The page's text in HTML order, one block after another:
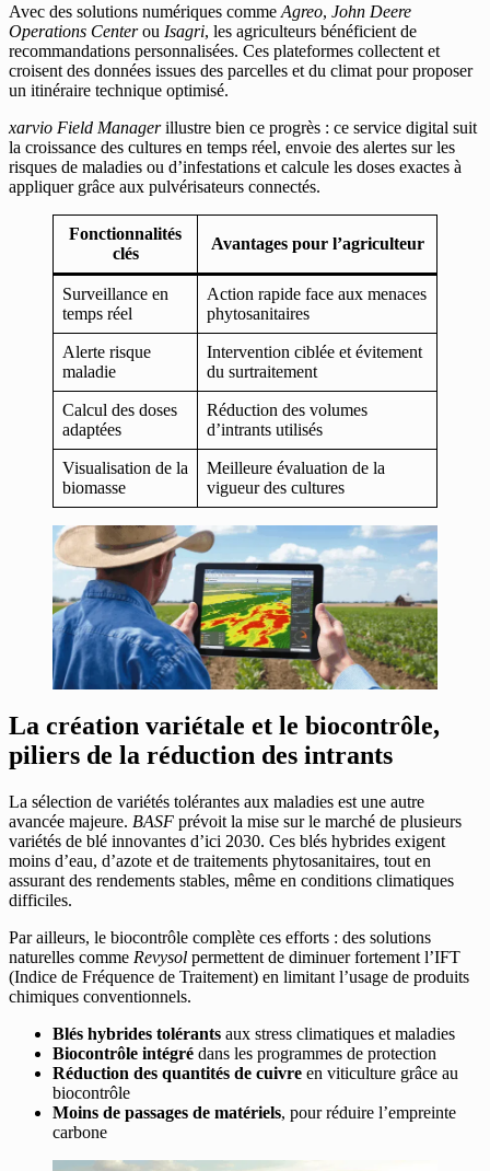
Avec des solutions numériques comme Agreo, John Deere
Operations Centerou Isagri, les agriculteurs bénéficient de
recommandations personnalisées. Ces plateformes collectent et
croisent des données issues des parcelles et du climat pour proposer
un itinéraire technique optimisé.
xarvio Field Managerillustre bien ce progrès : ce service digital suit
la croissance des cultures en temps réel, envoie des alertes sur les
risques de maladies ou d’infestations et calcule les doses exactes à
appliquer grâce aux pulvérisateurs connectés.
Fonctionnalités
clés
Avantages pour l’agriculteur
Surveillance en
temps réel
Action rapide face aux menaces
phytosanitaires
Alerte risque
maladie
Intervention ciblée et évitement
du surtraitement
Calcul des doses
adaptées
Réduction des volumes
d’intrants utilisés
Visualisation de la
biomasse
Meilleure évaluation de la
vigueur des cultures
La création variétale et le biocontrôle,
piliers de la réduction des intrants
La sélection de variétés tolérantes aux maladies est une autre
avancée majeure. BASF prévoit la mise sur le marché de plusieurs
variétés de blé innovantes d’ici 2030. Ces blés hybrides exigent
moins d’eau, d’azote et de traitements phytosanitaires, tout en
assurant des rendements stables, même en conditions climatiques
difficiles.
Par ailleurs, le biocontrôle complète ces efforts : des solutions
naturelles comme Revysol permettent de diminuer fortement l’IFT
(Indice de Fréquence de Traitement) en limitant l’usage de produits
chimiques conventionnels.
Blés hybrides tolérants aux stress climatiques et maladies
Biocontrôle intégré dans les programmes de protection
Réduction des quantités de cuivre en viticulture grâce au
biocontrôle
Moins de passages de matériels, pour réduire l’empreinte
carbone